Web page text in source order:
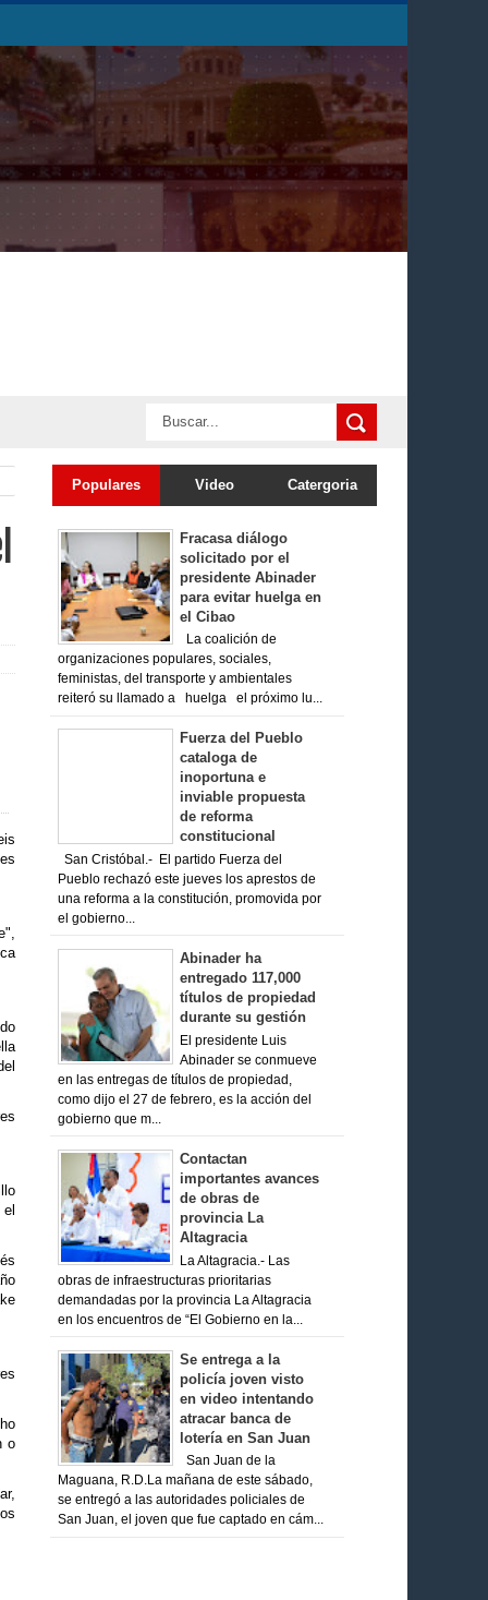
o
Populares Video Catergoria
Fracasa diálogo
solicitado por el
presidente Abinader
para evitar huelga en
el Cibao
La coalición de
organizaciones populares, sociales,
feministas, del transporte y ambientales
reiteró su llamado a huelga el próximo lu...
Fuerza del Pueblo
cataloga de
inoportuna e
inviable propuesta
de reforma
constitucional
San Cristóbal.- El partido Fuerza del
Pueblo rechazó este jueves los aprestos de
una reforma a la constitución, promovida por
el gobierno...
Abinader ha
entregado 117,000
títulos de propiedad
durante su gestión
El presidente Luis
Abinader se conmueve
en las entregas de títulos de propiedad,
como dijo el 27 de febrero, es la acción del
gobierno que m...
Contactan
importantes avances
de obras de
provincia La
Altagracia
La Altagracia.- Las
obras de infraestructuras prioritarias
demandadas por la provincia La Altagracia
en los encuentros de “El Gobierno en la...
Se entrega a la
policía joven visto
en video intentando
atracar banca de
lotería en San Juan
San Juan de la
Maguana, R.D.La mañana de este sábado,
se entregó a las autoridades policiales de
San Juan, el joven que fue captado en cám...